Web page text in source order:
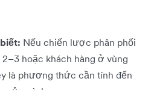
Nếu chiến lược phân phối
hoặc khách hàng ở vùng
là phương thức cần tính đến